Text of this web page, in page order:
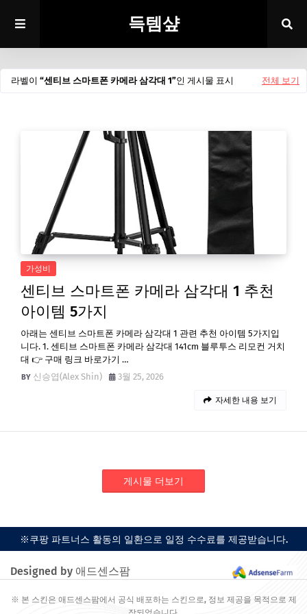
득템샾
라벨이 센티브 스마트폰 카메라 삼각대 1 인 게시물 표시 전체 보기
가성비
센티브 스마트폰 카메라 삼각대 1 추천
아이템 5가지
아래는 센티브 스마트폰 카메라 삼각대 1 관련 추천 아이템 5가지입
니다. 1. 센티브 스마트폰 카메라 삼각대 141cm 블루투스 리모컨 거치
대 👉 구매 링크 바로가기 …
신승엽(Alex Shin)
3월 25, 2026
자세한 내용 보기
게시물 더보기
※쿠팡 파트너스 활동의 일환으로 일정 수수료를 제공받습니다.
Designed by 애드센스팜
※ 본 스킨은 애드센스팜에서 공식 배포하는 스킨으로, 정보 제공을 목적으로 제